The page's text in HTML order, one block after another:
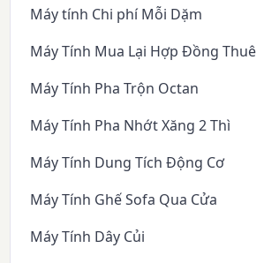
Máy tính Chi phí Mỗi Dặm
Máy Tính Mua Lại Hợp Đồng Thuê
Máy Tính Pha Trộn Octan
Máy Tính Pha Nhớt Xăng 2 Thì
Máy Tính Dung Tích Động Cơ
Máy Tính Ghế Sofa Qua Cửa
Máy Tính Dây Củi